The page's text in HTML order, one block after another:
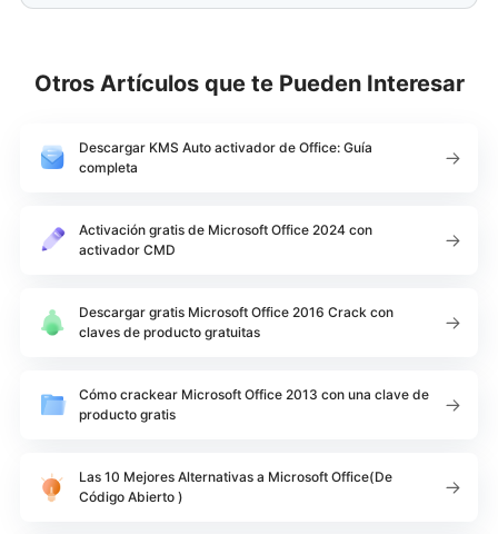
Otros Artículos que te Pueden Interesar
Descargar KMS Auto activador de Office: Guía
completa
Activación gratis de Microsoft Office 2024 con
activador CMD
Descargar gratis Microsoft Office 2016 Crack con
claves de producto gratuitas
Cómo crackear Microsoft Office 2013 con una clave de
producto gratis
Las 10 Mejores Alternativas a Microsoft Office(De
Código Abierto )